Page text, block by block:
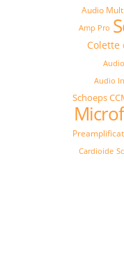
Audio
Amp Pro
Colette
Audio
Schoeps
Cardioide